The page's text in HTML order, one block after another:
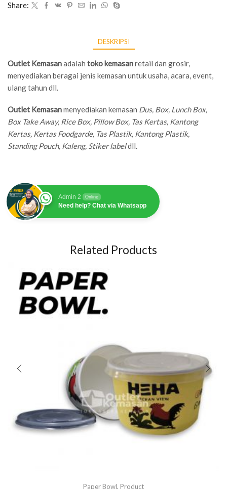
Share:
DESKRIPSI
Outlet Kemasanadalah toko kemasanretail dan grosir,
menyediakan beragai jenis kemasan untuk usaha, acara, event,
ulang tahun dll.
Outlet Kemasanmenyediakan kemasan Dus, Box, Lunch Box,
Box Take Away, Rice Box, Pillow Box, Tas Kertas, Kantong
Kertas, Kertas Foodgarde, Tas Plastik, Kantong Plastik,
Standing Pouch, Kaleng, Stiker labeldll.
Admin 2 Online
Need help? Chat via Whatsapp
Related Products
Paper Bowl, Product